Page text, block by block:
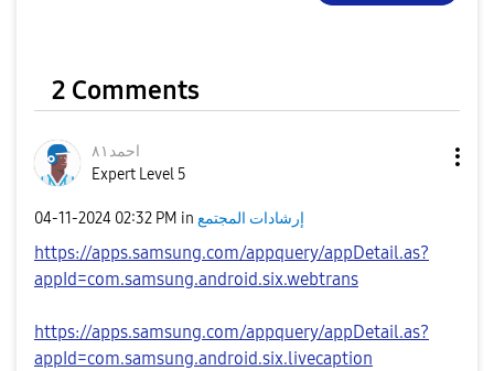
2 Comments
احمد٨١
Expert Level 5
‎04-11-2024 02:32 PM in إرشادات المجتمع
https://apps.samsung.com/appquery/appDetail.as?
appId=com.samsung.android.six.webtrans
https://apps.samsung.com/appquery/appDetail.as?
appId=com.samsung.android.six.livecaption